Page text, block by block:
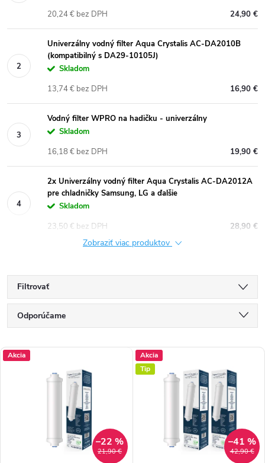
24,90 €
20,24 € bez DPH
Univerzálny vodný filter Aqua Crystalis AC-DA2010B
(kompatibilný s DA29-10105J)
Skladom
16,90 €
13,74 € bez DPH
Vodný filter WPRO na hadičku - univerzálny
Skladom
19,90 €
16,18 € bez DPH
2x Univerzálny vodný filter Aqua Crystalis AC-DA2012A
pre chladničky Samsung, LG a ďalšie
Skladom
28,90 €
23,50 € bez DPH
Zobraziť viac produktov
Filtrovať
R
d
Odporúčame
Najdrahšie
Najpredávanejšie
V
Akcia
21,90 €
–22 %
Akcia
Tip
42,90 €
–41 %